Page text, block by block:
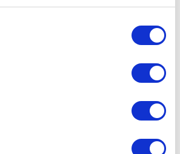
te blijven gebruiken, wat
veroorzaken.
een
oplossing?